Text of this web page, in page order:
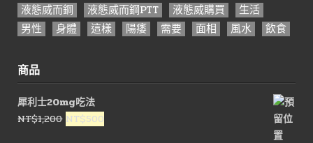
液態威而鋼
液態威而鋼PTT 液態威購買
生活
男性
身體 這樣 陽痿 需要 面相 風水 飲食
商品
犀利士20mg吃法
NT$1,200 原
NT$500